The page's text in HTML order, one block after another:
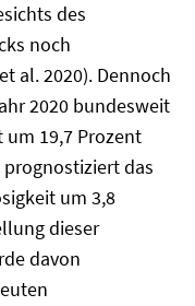
des
noch
al. 2020). Dennoch
2020 bundesweit
19,7 Prozent
prognostiziert das
um 3,8
dieser
davon